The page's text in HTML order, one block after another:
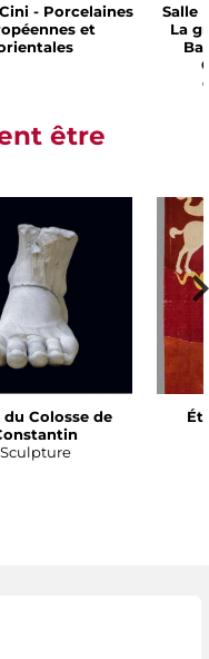
- Porcelaines
et
Salle
La
être
du Colosse de
Sculpture